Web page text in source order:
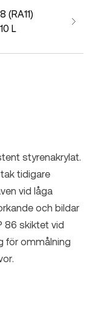
(RA11)
L
styrenakrylat.
tidigare
vid låga
och bildar
86 skiktet vid
för ommålning